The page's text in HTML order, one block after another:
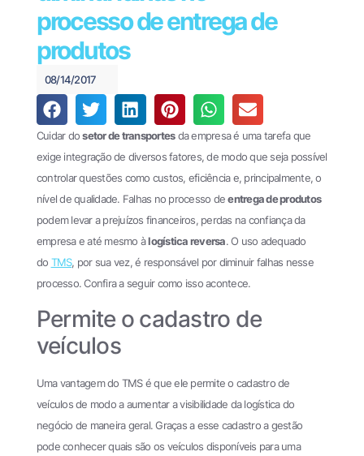
Pagamentos
Documentos
Fiscais
Oobj
File
Transfer
EDI
Enterprise
EDI
Cases
(61)
processo de entrega de
produtos
08/14/2017
Cuidar dosetor de transportesda empresa é uma tarefa que
exige integração de diversos fatores, de modo que seja possível
controlar questões como custos, eficiência e, principalmente, o
nível de qualidade. Falhas no processo deentrega de produtos
podem levar a prejuízos financeiros, perdas na confiança da
empresa e até mesmo àlogística reversa. O uso adequado
do TMS, por sua vez, é responsável por diminuir falhas nesse
processo. Confira a seguir como isso acontece.
Permite o cadastro de
veículos
Uma vantagem do TMS é que ele permite o cadastro de
veículos de modo a aumentar a visibilidade da logística do
negócio de maneira geral. Graças a esse cadastro a gestão
pode conhecer quais são os veículos disponíveis para uma